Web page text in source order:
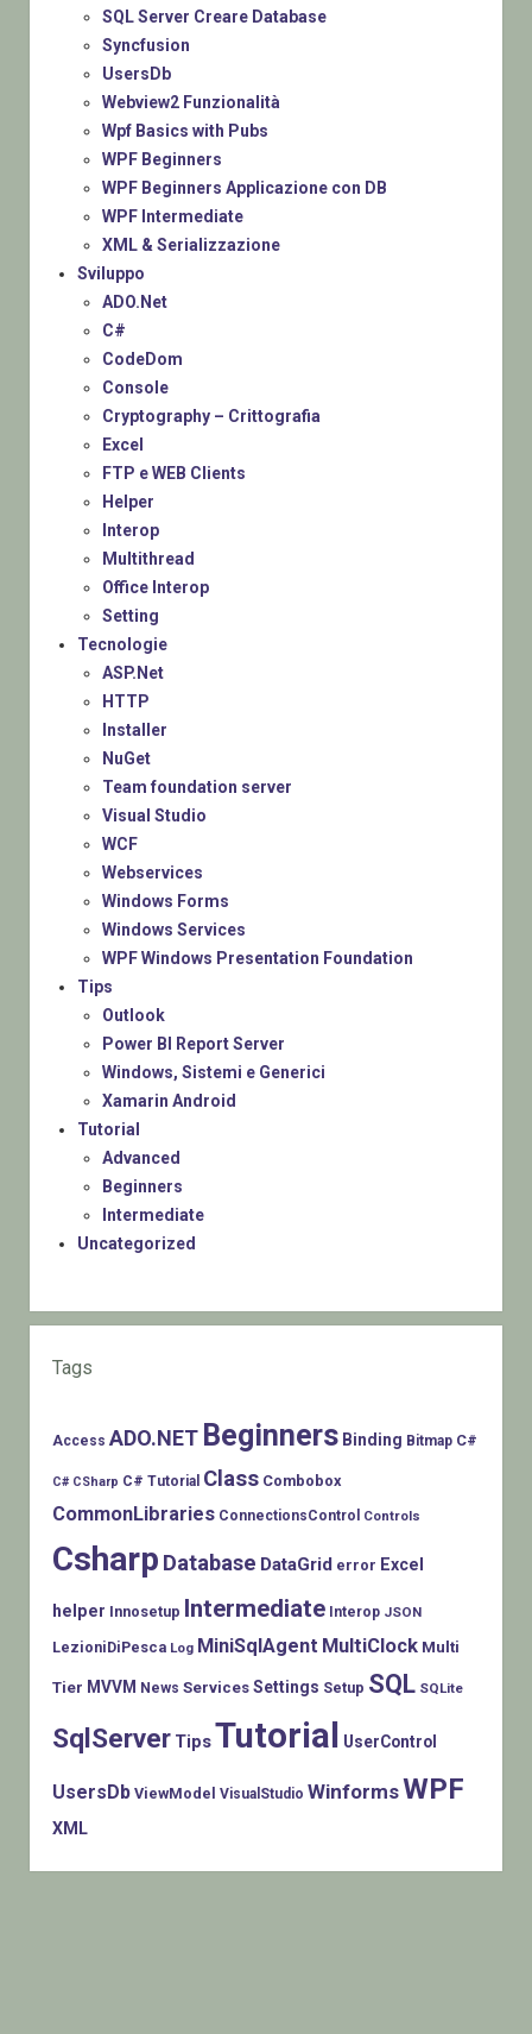
SQL Server Creare Database
Syncfusion
UsersDb
Webview2 Funzionalità
Wpf Basics with Pubs
WPF Beginners
WPF Beginners Applicazione con DB
WPF Intermediate
XML & Serializzazione
Sviluppo
ADO.Net
C#
CodeDom
Console
Cryptography – Crittografia
Excel
FTP e WEB Clients
Helper
Interop
Multithread
Office Interop
Setting
Tecnologie
ASP.Net
HTTP
Installer
NuGet
Team foundation server
Visual Studio
WCF
Webservices
Windows Forms
Windows Services
WPF Windows Presentation Foundation
Tips
Outlook
Power BI Report Server
Windows, Sistemi e Generici
Xamarin Android
Tutorial
Advanced
Beginners
Intermediate
Uncategorized
Tags
Access ADO.NET Beginners Binding Bitmap C#
C# CSharp C# Tutorial Class Combobox
CommonLibraries ConnectionsControl Controls
Csharp Database DataGrid error Excel
helper Innosetup Intermediate Interop JSON
LezioniDiPesca Log MiniSqlAgent MultiClock Multi
Tier MVVM News Services Settings Setup SQL SQLite
SqlServer TipsTutorial UserControl
UsersDb ViewModel VisualStudio WinformsWPF
XML